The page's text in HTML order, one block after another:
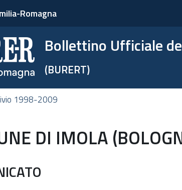
Romagna
Bollettino Ufficiale
(BURERT)
1998-2009
DI IMOLA